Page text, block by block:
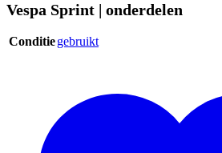
Vespa Sprint | onderdelen
Conditiegebruikt